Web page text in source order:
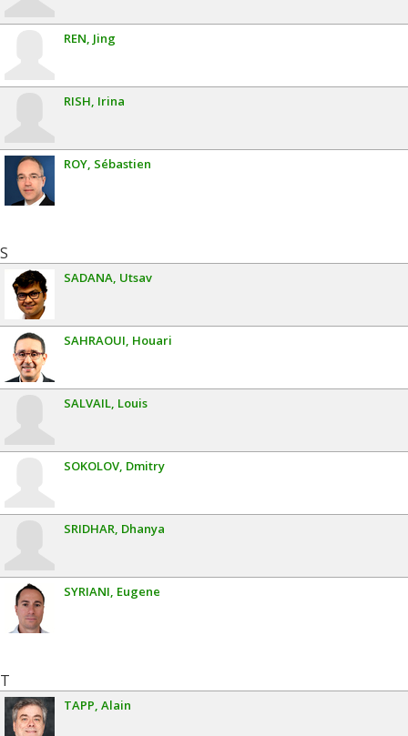
REN Jing
RISH Irina
ROY Sébastien
S
SADANA Utsav
SAHRAOUI Houari
SALVAIL Louis
SOKOLOV Dmitry
SRIDHAR Dhanya
SYRIANI Eugene
T
TAPP Alain